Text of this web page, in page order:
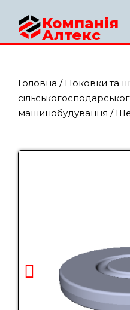
Компанія
Алтекс
Головна / Поковки та
машинобудування /